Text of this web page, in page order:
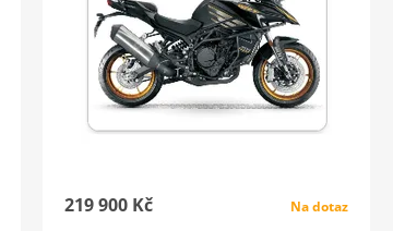
219 900 Kč Na dotaz